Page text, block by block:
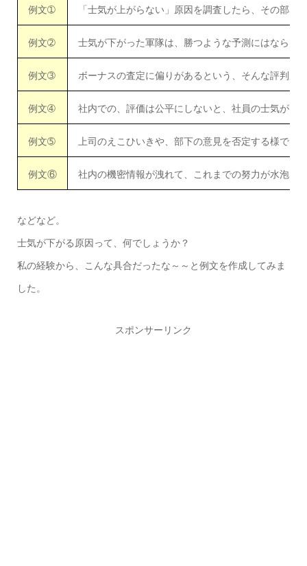
例文➀ 「士気が上がらない」原因を調査したら、その部
例文➁ 士気が下がった軍隊は、勝つような予測にはならな
例文➂ ボーナスの査定に偏りがあるという、そんな評判が
例文➃ 社内での、評価は公平にしないと、社員の士気がさ
例文➄ 上司のえこひいきや、部下の意見を否定する様では
例文⑥ 社内の機密情報が洩れて、これまでの努力が水泡に
などなど。
士気が下がる原因って、何でしょうか？
私の経験から、こんな具合だったな～～と例文を作成してみま
した。
スポンサーリンク